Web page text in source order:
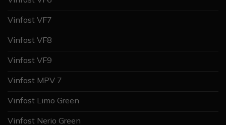
Vinfast VF7
Vinfast VF8
Vinfast VF9
Vinfast MPV 7
Vinfast Limo Green
Vinfast Nerio Green